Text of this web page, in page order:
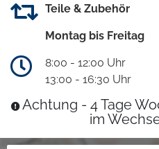
Teile & Zubehör
Montag bis Freitag
8:00 - 12:00 Uhr
13:00 - 16:30 Uhr
Achtung - 4 Tage
im